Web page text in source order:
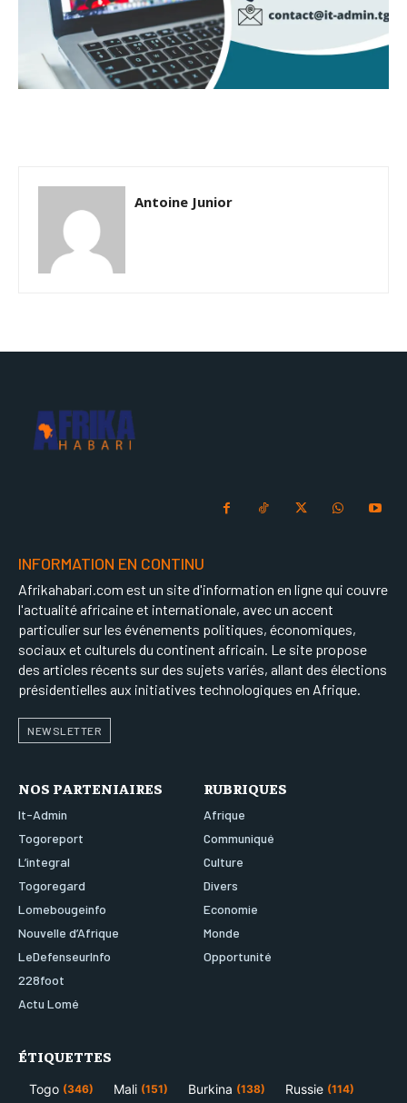
Antoine Junior
INFORMATION EN CONTINU
Afrikahabari.com est un site d'information en ligne qui couvre
l'actualité africaine et internationale, avec un accent
particulier sur les événements politiques, économiques,
sociaux et culturels du continent africain. Le site propose
des articles récents sur des sujets variés, allant des élections
présidentielles aux initiatives technologiques en Afrique.
NEWSLETTER
NOS PARTENIAIRES
It-Admin
Togoreport
L’integral
Togoregard
Lomebougeinfo
Nouvelle d’Afrique
LeDefenseurInfo
228foot
Actu Lomé
RUBRIQUES
Afrique
Communiqué
Culture
Divers
Economie
Monde
Opportunité
ÉTIQUETTES
Togo (346) Mali (151) Burkina (138) Russie (114)